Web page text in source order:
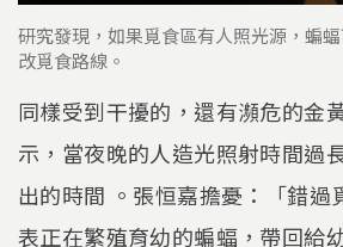
研究發現，如果覓食區有人照光源，蝙
改覓食路線。
同樣受到干擾的，還有瀕危的金
示，當夜晚的人造光照射時間過
出的時間 。張恒嘉擔憂：「錯過
表正在繁殖育幼的蝙蝠，帶回給